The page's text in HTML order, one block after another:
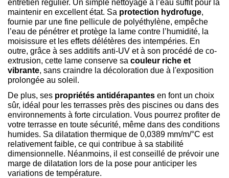
entretien régulier. Un simple nettoyage à l’eau suffit pour la
maintenir en excellent état. Sa protection hydrofuge,
fournie par une fine pellicule de polyéthylène, empêche
l’eau de pénétrer et protège la lame contre l’humidité, la
moisissure et les effets délétères des intempéries. En
outre, grâce à ses additifs anti-UV et à son procédé de co-
extrusion, cette lame conserve sa couleur riche et
vibrante, sans craindre la décoloration due à l'exposition
prolongée au soleil.
De plus, ses propriétés antidérapantes en font un choix
sûr, idéal pour les terrasses près des piscines ou dans des
environnements à forte circulation. Vous pourrez profiter de
votre terrasse en toute sécurité, même dans des conditions
humides. Sa dilatation thermique de 0,0389 mm/m/°C est
relativement faible, ce qui contribue à sa stabilité
dimensionnelle. Néanmoins, il est conseillé de prévoir une
marge de dilatation lors de la pose pour anticiper les
variations de température.